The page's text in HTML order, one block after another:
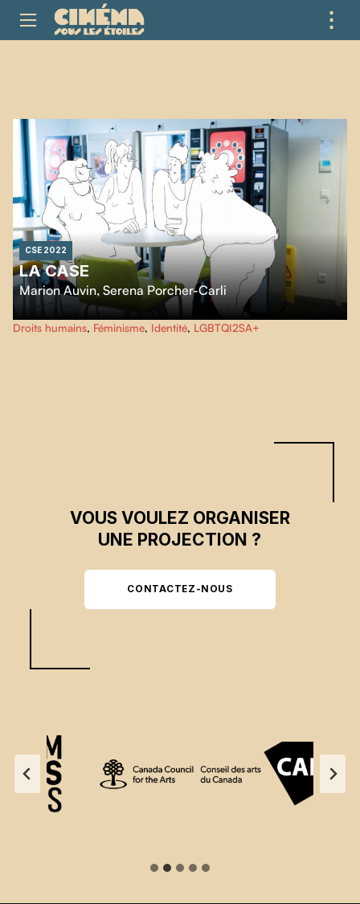
⋮
CSE 2022
LA CASE
Marion Auvin,Serena Porcher-Carli
Pour les lesbiennes, le coming-out a des effets parfois surprenants, surtout
dans le milieu professionnel.
Droits humains, Féminisme, Identité, LGBTQI2SA+
VOUS VOULEZ ORGANISER
UNE PROJECTION ?
CONTACTEZ-NOUS